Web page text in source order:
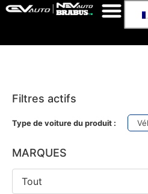
Filtres actifs
Type de voiture du produit :
MARQUES
Tout